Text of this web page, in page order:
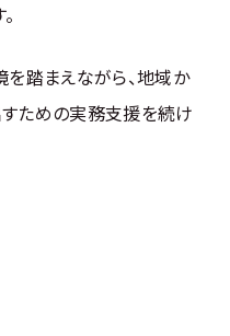
踏まえながら、地域か
ための実務支援を続け